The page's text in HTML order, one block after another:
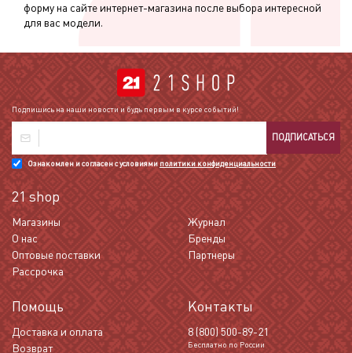
форму на сайте интернет-магазина после выбора интересной
для вас модели.
Подпишись на наши новости и будь первым в курсе событий!
ПОДПИСАТЬСЯ
Ознакомлен и согласен с условиямиполитики конфиденциальности
21 shop
Магазины
Журнал
О нас
Бренды
Оптовые поставки
Партнеры
Рассрочка
Помощь
Доставка и оплата
Возврат
Контакты
8 (800) 500-89-21
Бесплатно по России